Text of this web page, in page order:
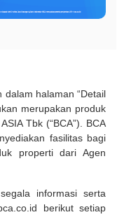
halaman “Detail
merupakan produk
Tbk (“BCA”). BCA
fasilitas bagi
properti dari Agen
informasi serta
berikut setiap